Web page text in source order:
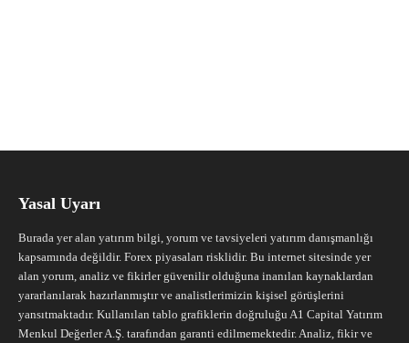
Yasal Uyarı
Burada yer alan yatırım bilgi, yorum ve tavsiyeleri yatırım danışmanlığı
kapsamında değildir. Forex piyasaları risklidir. Bu internet sitesinde yer
alan yorum, analiz ve fikirler güvenilir olduğuna inanılan kaynaklardan
yararlanılarak hazırlanmıştır ve analistlerimizin kişisel görüşlerini
yansıtmaktadır. Kullanılan tablo grafiklerin doğruluğu A1 Capital Yatırım
Menkul Değerler A.Ş. tarafından garanti edilmemektedir. Analiz, fikir ve